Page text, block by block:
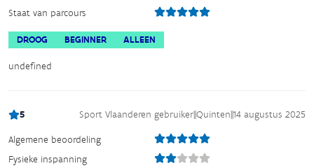
Staat van parcours
DROOG BEGINNER ALLEEN
undefined
5 Sport Vlaanderen gebruiker||Quinten||14 augustus 2025
Algemene beoordeling
Fysieke inspanning